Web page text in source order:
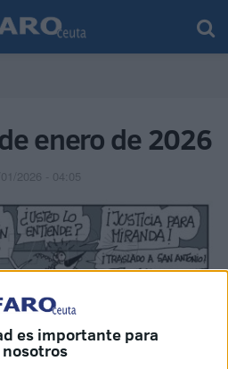
es importante para
nosotros
enero de 2026
01/2026 - 04:05